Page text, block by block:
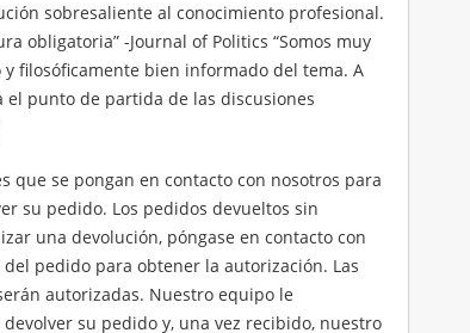
sobresaliente al conocimiento profesional.
obligatoria” -Journal of Politics “Somos muy
filosóficamente bien informado del tema. A
punto de partida de las discusiones
que se pongan en contacto con nosotros para
su pedido. Los pedidos devueltos sin
una devolución, póngase en contacto con
pedido para obtener la autorización. Las
autorizadas. Nuestro equipo le
su pedido y, una vez recibido, nuestro